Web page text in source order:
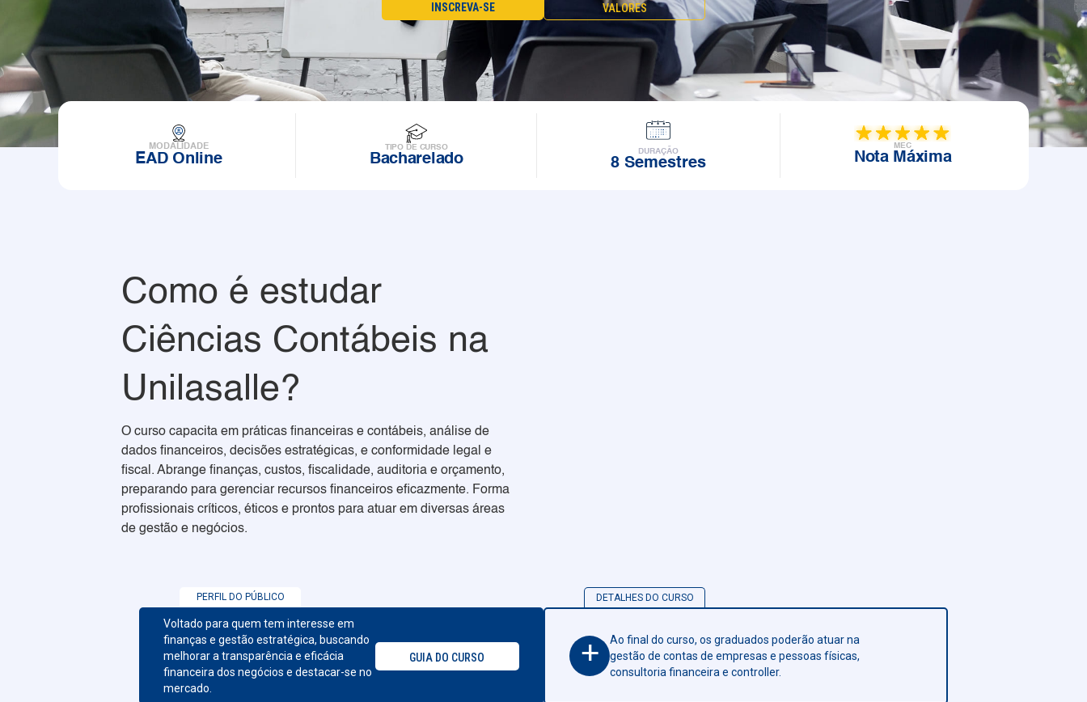
INSCREVA-SE VALORES
MODALIDADE
EAD Online
TIPO DE CURSO
Bacharelado
DURAÇÃO
8 Semestres
MEC
Nota Máxima
Como é estudar
Ciências Contábeis na
Unilasalle?
O curso capacita em práticas financeiras e contábeis, análise de
dados financeiros, decisões estratégicas, e conformidade legal e
fiscal. Abrange finanças, custos, fiscalidade, auditoria e orçamento,
preparando para gerenciar recursos financeiros eficazmente. Forma
profissionais críticos, éticos e prontos para atuar em diversas áreas
de gestão e negócios.
PERFIL DO PÚBLICO
Voltado para quem tem interesse em
finanças e gestão estratégica, buscando
melhorar a transparência e eficácia
financeira dos negócios e destacar-se no
mercado.
GUIA DO CURSO
DETALHES DO CURSO
+
Ao final do curso, os graduados poderão atuar na
gestão de contas de empresas e pessoas físicas,
consultoria financeira e controller.